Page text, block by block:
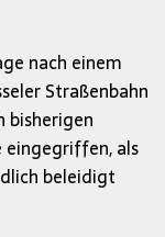
nach einem
Straßenbahn
bisherigen
eingegriffen, als
beleidigt